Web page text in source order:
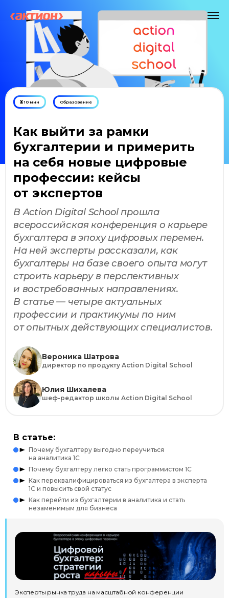
⏳ 10 мин Образование
Как выйти за рамки
бухгалтерии и примерить
на себя новые цифровые
профессии: кейсы
от экспертов
В Action Digital School прошла
всероссийская конференция о карьере
бухгалтера в эпоху цифровых перемен.
На ней эксперты рассказали, как
бухгалтеры на базе своего опыта могут
строить карьеру в перспективных
и востребованных направлениях.
В статье — четыре актуальных
профессии и практикумы по ним
от опытных действующих специалистов.
Вероника Шатрова
директор по продукту Action Digital School
Юлия Шихалева
шеф-редактор школы Action Digital School
В статье:
Почему бухгалтеру выгодно переучиться
на аналитика 1C
Почему бухгалтеру легко стать программистом 1С
Как переквалифицироваться из бухгалтера в эксперта
1С и повысить свой статус
Как перейти из бухгалтерии в аналитика и стать
незаменимым для бизнеса
Эксперты рынка труда на масштабной конференции